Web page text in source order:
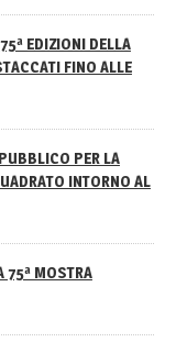
EDIZIONI DELLA
FINO ALLE
PER LA
INTORNO AL
75ª MOSTRA